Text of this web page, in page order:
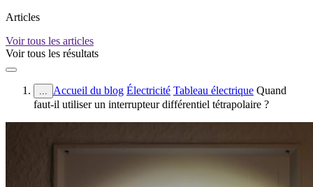
Articles
Voir tous les articles
Voir tous les résultats
... Accueil du blog Électricité Tableau électrique Quand
faut-il utiliser un interrupteur différentiel tétrapolaire ?